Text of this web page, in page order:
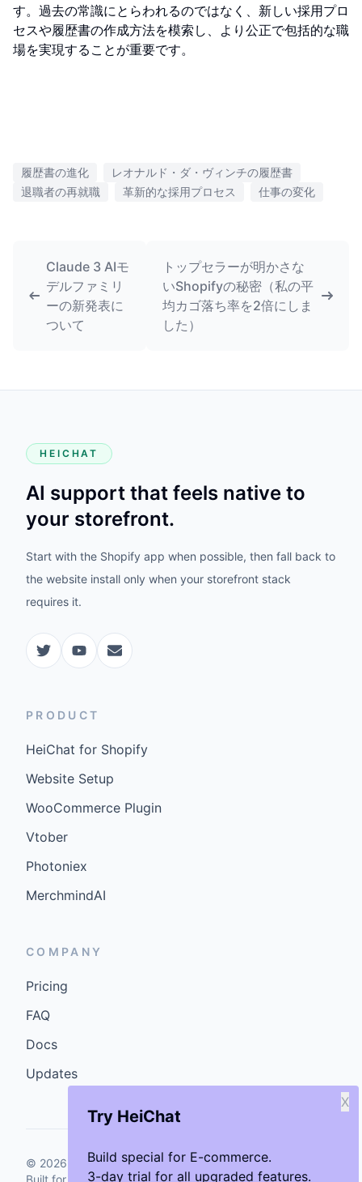
す。過去の常識にとらわれるのではなく、新しい採用プロ
セスや履歴書の作成方法を模索し、より公正で包括的な職
場を実現することが重要です。
Try HeiChat
Build special for E-commerce.
3-day trial for all upgraded features.
X
履歴書の進化
レオナルド・ダ・ヴィンチの履歴書
退職者の再就職
革新的な採用プロセス 仕事の変化
Claude 3 AIモ
デルファミリ
ーの新発表に
ついて
トップセラーが明かさな
いShopifyの秘密（私の平
均カゴ落ち率を2倍にしま
した）
HEICHAT
AI support that feels native to
your storefront.
Start with the Shopify app when possible, then fall back to
the website install only when your storefront stack
requires it.
PRODUCT
HeiChat for Shopify
Website Setup
WooCommerce Plugin
Vtober
Photoniex
MerchmindAI
COMPANY
Pricing
FAQ
Docs
Updates
© 2026 GenCybers Inc. All rights reserved.
Built for storefronts that want faster answers and cleaner